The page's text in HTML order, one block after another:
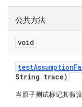
公共方法
void
testAssumption
String trace)
当原子测试标记其假